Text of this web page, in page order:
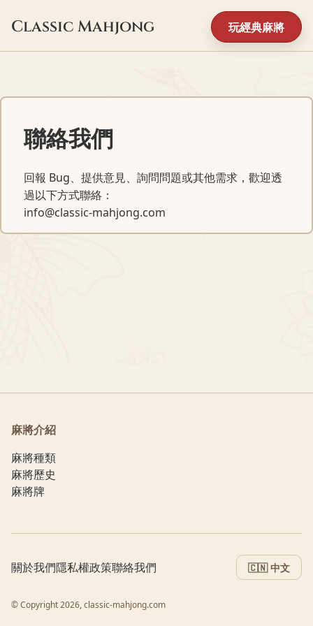
Classic Mahjong 玩經典麻將
聯絡我們
回報 Bug、提供意見、詢問問題或其他需求，歡迎透
過以下方式聯絡：
info@classic-mahjong.com
麻將介紹
麻將種類
麻將歷史
麻將牌
關於我們隱私權政策聯絡我們 🇨🇳 中文
© Copyright 2026, classic-mahjong.com